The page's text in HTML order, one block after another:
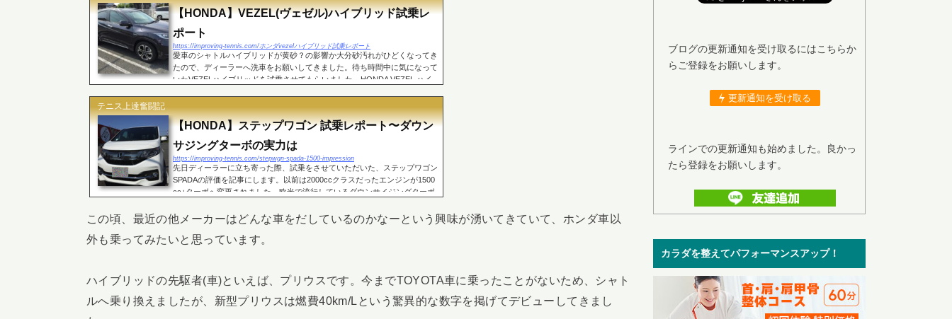
【HONDA】VEZEL(ヴェゼル)ハイブリッド試乗レ
ポート
https://improving-tennis.com/ホンダvezelハイブリッド試乗レポート
愛車のシャトルハイブリッドが黄砂？の影響か大分砂汚れがひどくなってき
たので、ディーラーへ洗車をお願いしてきました。待ち時間中に気になって
いたVEZELハイブリッドを試乗させてもらいました。HONDA VEZEL ハイ
テニス上達奮闘記
【HONDA】ステップワゴン 試乗レポート〜ダウン
サジングターボの実力は
https://improving-tennis.com/stepwgn-spada-1500-impression
先日ディーラーに立ち寄った際、試乗をさせていただいた、ステップワゴン
SPADAの評価を記事にします。以前は2000ccクラスだったエンジンが1500
cc+ターボへ変更されました。欧米で流行しているダウンサイジングターボ
この頃、最近の他メーカーはどんな車をだしているのかなーという興味が湧いてきていて、ホンダ車以
外も乗ってみたいと思っています。
ハイブリッドの先駆者(車)といえば、プリウスです。今までTOYOTA車に乗ったことがないため、シャト
ルへ乗り換えましたが、新型プリウスは燃費40km/Lという驚異的な数字を掲げてデビューしてきまし
ブログの更新通知を受け取るにはこちらか
らご登録をお願いします。
更新通知を受け取る
ラインでの更新通知も始めました。良かっ
たら登録をお願いします。
カラダを整えてパフォーマンスアップ！